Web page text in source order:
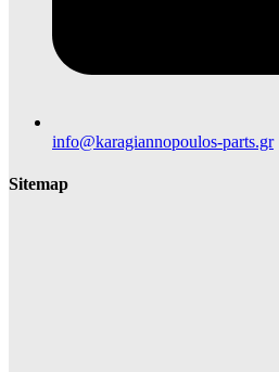
info@karagiannopoulos-parts.gr
Sitemap